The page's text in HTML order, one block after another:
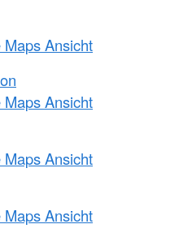
Ansicht
Ansicht
Ansicht
Ansicht